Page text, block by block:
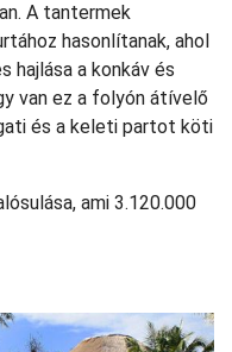
A tantermek
hasonlítanak, ahol
a konkáv és
van ez a folyón átívelő
és a keleti partot köti
ami 3.120.000